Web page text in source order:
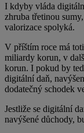
I kdyby vláda
zhruba třetinou
valorizace spolyká.
V příštím roce má
miliardy korun, v
korun. I pokud by
digitální daň,
dodatečný schodek
Jestliže se digitální
navýšené důchody,